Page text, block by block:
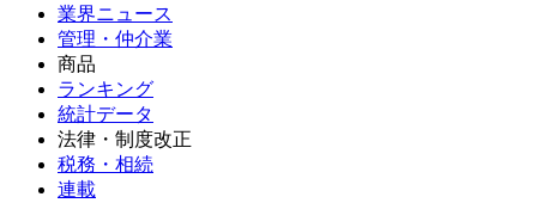
業界ニュース
管理・仲介業
商品
ランキング
統計データ
法律・制度改正
税務・相続
連載